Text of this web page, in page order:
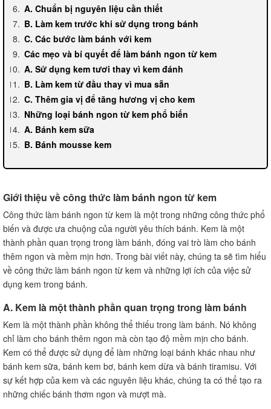
A. Chuẩn bị nguyên liệu cần thiết
B. Làm kem trước khi sử dụng trong bánh
C. Các bước làm bánh với kem
Các mẹo và bí quyết để làm bánh ngon từ kem
A. Sử dụng kem tươi thay vì kem đánh
B. Làm kem từ đầu thay vì mua sẵn
C. Thêm gia vị để tăng hương vị cho kem
Những loại bánh ngon từ kem phổ biến
A. Bánh kem sữa
B. Bánh mousse kem
FAQ về công thức làm bánh ngon từ kem
A. Làm sao để kem không bị tan chảy khi làm bánh?
B. Có thể dùng kem đánh thay cho kem tươi không?
C. Cần phải làm kem từ đầu không?
D. Làm sao để có một lớp kem mịn và bóng trên bánh?
E. Bánh có thể được làm trước và bảo quản trong bao
lâu?
Kết luận
Giới thiệu về công thức làm bánh ngon từ kem
Công thức làm bánh ngon từ kem là một trong những công thức phổ
biến và được ưa chuộng của người yêu thích bánh. Kem là một
thành phần quan trọng trong làm bánh, đóng vai trò làm cho bánh
thêm ngon và mềm mịn hơn. Trong bài viết này, chúng ta sẽ tìm hiểu
về công thức làm bánh ngon từ kem và những lợi ích của việc sử
dụng kem trong bánh.
A. Kem là một thành phần quan trọng trong làm bánh
Kem là một thành phần không thể thiếu trong làm bánh. Nó không
chỉ làm cho bánh thêm ngon mà còn tạo độ mềm mịn cho bánh.
Kem có thể được sử dụng để làm những loại bánh khác nhau như
bánh kem sữa, bánh kem bơ, bánh kem dừa và bánh tiramisu. Với
sự kết hợp của kem và các nguyên liệu khác, chúng ta có thể tạo ra
những chiếc bánh thơm ngon và mượt mà.